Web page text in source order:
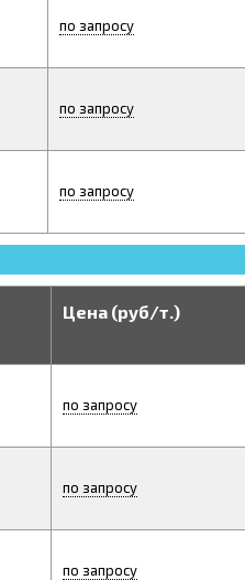
по запросу
по запросу
по запросу
Цена (руб/т.)
по запросу
по запросу
по запросу